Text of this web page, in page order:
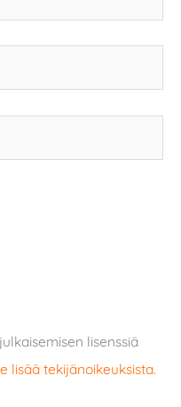
lisenssiä
lisää tekijänoikeuksista.